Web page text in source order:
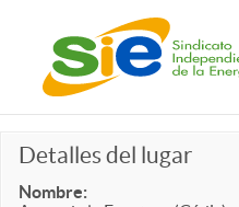
Detalles del lugar
Nombre: